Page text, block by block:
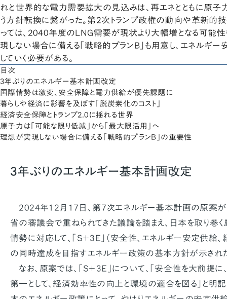
れと世界的な電力需要拡大の見込みは、再エネとともに原子
う方針転換に繋がった。第2次トランプ政権の動向や革新的
っては、2040年度のLNG需要が現状より大幅増となる可能性
現しない場合に備える「戦略的プランB」も用意し、エネルギ
していく必要がある。
目次
3年ぶりのエネルギー基本計画改定
国際情勢は激変、安全保障と電力供給が優先課題に
暮らしや経済に影響を及ぼす「脱炭素化のコスト」
経済安全保障とトランプ2.0に揺れる世界
原子力は「可能な限り低減」から「最大限活用」へ
理想が実現しない場合に備える「戦略的プランB」の重要性
3年ぶりのエネルギー基本計画改定
2024年12月17日、第7次エネルギー基本計画の原案が
省の審議会で重ねられてきた議論を踏まえ、日本を取り巻
情勢に対応して、「S＋3E」（安全性、エネルギー安定供給
の同時達成を目指すエネルギー政策の基本方針が示され
なお、原案では、「S＋3E」について、「安全性を大前提
第一として、経済効率性の向上と環境の適合を図る」と明記